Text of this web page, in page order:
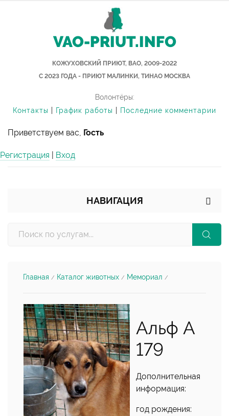
VAO-PRIUT.INFO
КОЖУХОВСКИЙ ПРИЮТ, ВАО, 2009-2022
С 2023 ГОДА - ПРИЮТ МАЛИНКИ, ТИНАО МОСКВА
Волонтёры:
Контакты
График работы Последние комментарии
Приветствуем вас, Гость
Регистрация Вход
НАВИГАЦИЯ
Главная / Каталог животных / Мемориал /
Альф А
179
Дополнительная
информация:
год рождения: